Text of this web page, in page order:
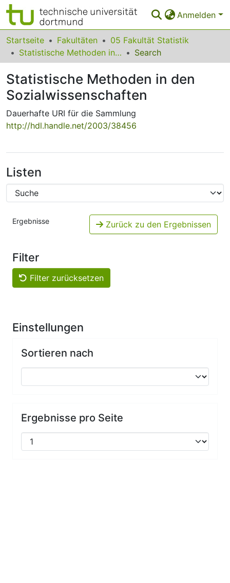
Anmelden
Bereiche & Sammlungen
Das gesamte Repositorium
Statistiken
FAQ
Leitlinien
Startseite Fakultäten
05 Fakultät Statistik
Statistische Methoden in den Sozialwissenschaften
Search
Statistische Methoden in den
Sozialwissenschaften
Dauerhafte URI für die Sammlung
http://hdl.handle.net/2003/38456
Listen
Ergebnisse Zurück zu den Ergebnissen
Filter
Filter zurücksetzen
Einstellungen
Sortieren nach
Ergebnisse pro Seite